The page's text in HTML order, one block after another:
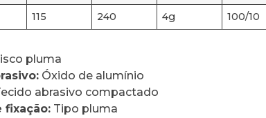
115 240 4g 100/10
pluma
Óxido de alumínio
abrasivo compactado
fixação: Tipo pluma